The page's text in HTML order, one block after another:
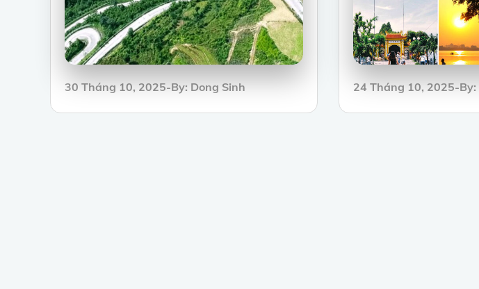
Posted
30 Tháng 10, 2025 By: Dong Sinh
Posted
24 Tháng 10, 2025 By: